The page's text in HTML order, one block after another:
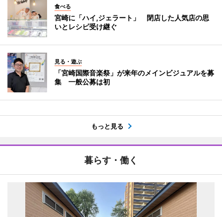
食べる
宮崎に「ハイ,ジェラート」 閉店した人気店の思
いとレシピ受け継ぐ
見る・遊ぶ
「宮崎国際音楽祭」が来年のメインビジュアルを募
集 一般公募は初
もっと見る
暮らす・働く